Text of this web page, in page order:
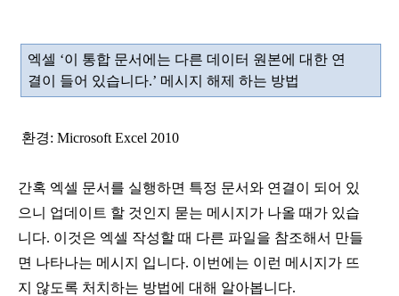
엑셀 ‘이 통합 문서에는 다른 데이터 원본에 대한 연
결이 들어 있습니다.’ 메시지 해제 하는 방법
환경: Microsoft Excel 2010
간혹 엑셀 문서를 실행하면 특정 문서와 연결이 되어 있
으니 업데이트 할 것인지 묻는 메시지가 나올 때가 있습
니다. 이것은 엑셀 작성할 때 다른 파일을 참조해서 만들
면 나타나는 메시지 입니다. 이번에는 이런 메시지가 뜨
지 않도록 처치하는 방법에 대해 알아봅니다.